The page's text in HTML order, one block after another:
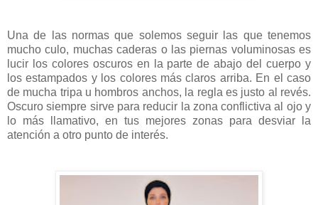
Una de las normas que solemos seguir las que tenemos
mucho culo, muchas caderas o las piernas voluminosas es
lucir los colores oscuros en la parte de abajo del cuerpo y
los estampados y los colores más claros arriba. En el caso
de mucha tripa u hombros anchos, la regla es justo al revés.
Oscuro siempre sirve para reducir la zona conflictiva al ojo y
lo más llamativo, en tus mejores zonas para desviar la
atención a otro punto de interés.